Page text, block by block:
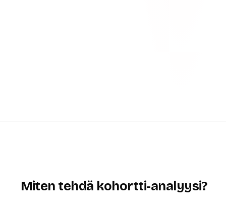
Miten tehdä kohortti-analyysi?